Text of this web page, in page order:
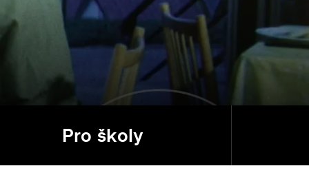
Pro školy